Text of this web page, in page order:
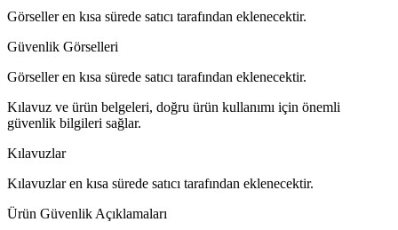
Görseller en kısa sürede satıcı tarafından eklenecektir.
Güvenlik Görselleri
Görseller en kısa sürede satıcı tarafından eklenecektir.
Kılavuz ve ürün belgeleri, doğru ürün kullanımı için önemli
güvenlik bilgileri sağlar.
Kılavuzlar
Kılavuzlar en kısa sürede satıcı tarafından eklenecektir.
Ürün Güvenlik Açıklamaları